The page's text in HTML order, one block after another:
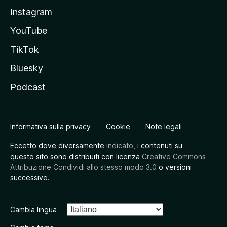
Instagram
YouTube
TikTok
Bluesky
Podcast
Informativa sulla privacy Cookie Note legali
Eccetto dove diversamente indicato , i contenuti su
questo sito sono distribuiti con licenza Creative Commons
Attribuzione Condividi allo stesso modo 3.0 o versioni
successive.
Cambia lingua